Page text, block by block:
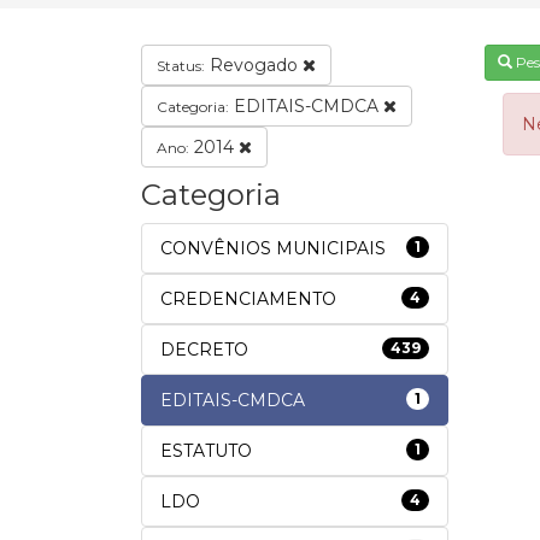
Status: Revogado
Categoria: EDITAIS-CMDCA
Ano: 2014
Categoria
CONVÊNIOS MUNICIPAIS 1
CREDENCIAMENTO 4
DECRETO 439
EDITAIS-CMDCA 1
ESTATUTO 1
LDO 4